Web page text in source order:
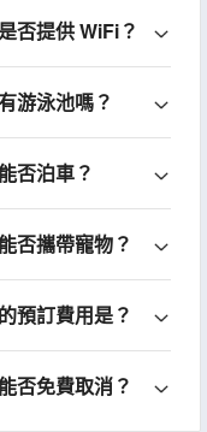
否提供 WiFi？
游泳池嗎？
否泊車？
否攜帶寵物？
預訂費用是？
否免費取消？